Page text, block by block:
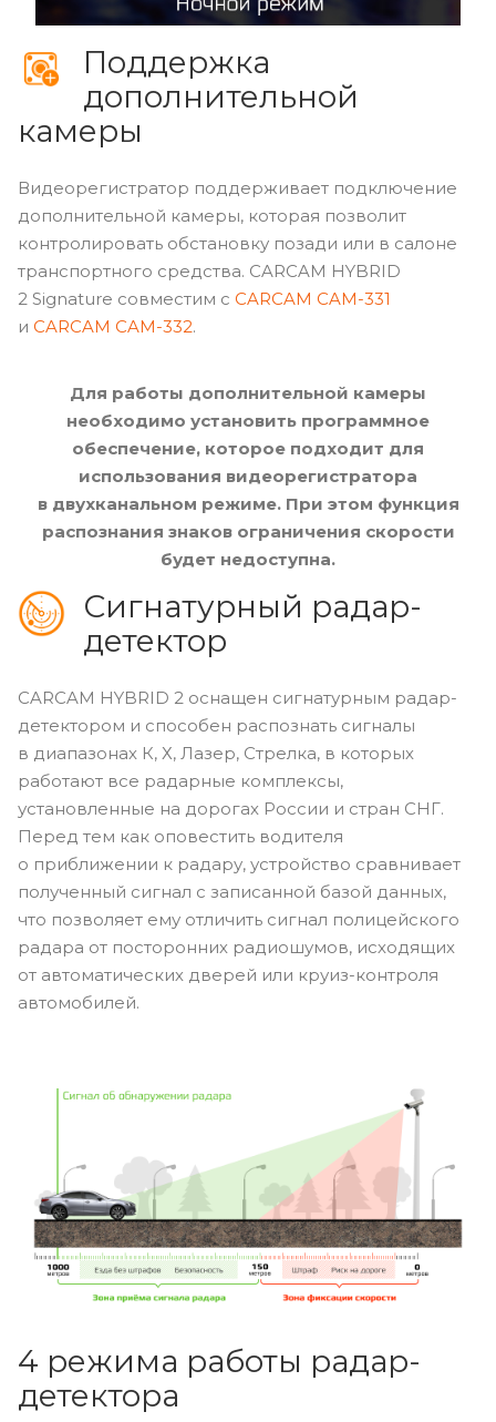
Поддержка
дополнительной
камеры
Видеорегистратор поддерживает подключение
дополнительной камеры, которая позволит
контролировать обстановку позади или в салоне
транспортного средства. CARCAM HYBRID
2 Signature совместим с CARCAM CAM-331
и CARCAM CAM-332.
Для работы дополнительной камеры
необходимо установить программное
обеспечение, которое подходит для
использования видеорегистратора
в двухканальном режиме. При этом функция
распознания знаков ограничения скорости
будет недоступна.
Сигнатурный радар-
детектор
CARCAM HYBRID 2 оснащен сигнатурным радар-
детектором и способен распознать сигналы
в диапазонах К, Х, Лазер, Стрелка, в которых
работают все радарные комплексы,
установленные на дорогах России и стран СНГ.
Перед тем как оповестить водителя
о приближении к радару, устройство сравнивает
полученный сигнал с записанной базой данных,
что позволяет ему отличить сигнал полицейского
радара от посторонних радиошумов, исходящих
от автоматических дверей или круиз-контроля
автомобилей.
4 режима работы радар-
детектора